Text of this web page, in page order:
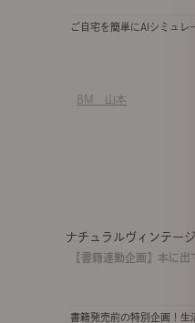
ご自宅を簡単にAIシミュ
BM 山本
ナチュラルヴィンテージ
【書籍連動企画】本に
書籍発売前の特別企画！生